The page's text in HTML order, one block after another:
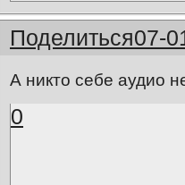
Поделиться07-
А никто себе аудио
0